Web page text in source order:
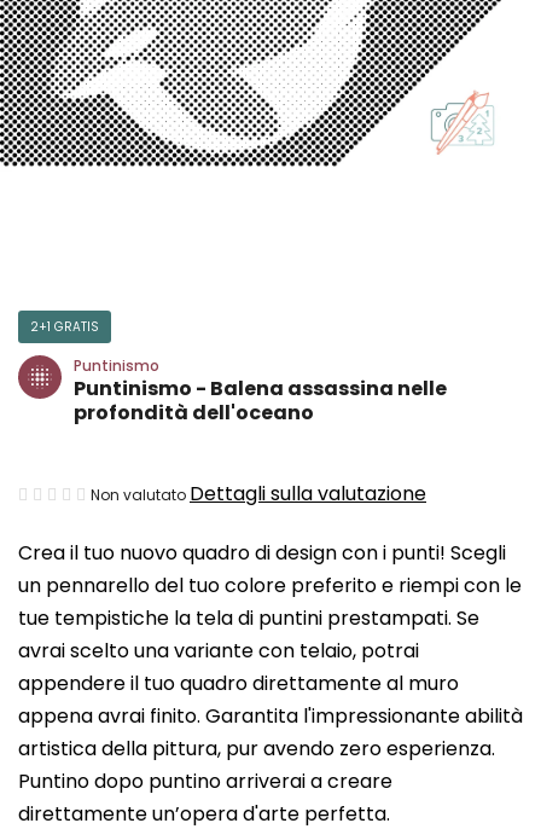
Crea il tuo nuovo quadro di design con i punti! Scegli
un pennarello del tuo colore preferito e riempi con le
tue tempistiche la tela di puntini prestampati. Se
avrai scelto una variante con telaio, potrai
appendere il tuo quadro direttamente al muro
appena avrai finito. Garantita l'impressionante abilità
artistica della pittura, pur avendo zero esperienza.
Puntino dopo puntino arriverai a creare
direttamente un’opera d'arte perfetta.
2+1 GRATIS
Puntinismo
Puntinismo - Balena assassina nelle
profondità dell'oceano
La
media
del
prodotto
è
0,0
su
5
stelle.
Non valutato Dettagli sulla valutazione